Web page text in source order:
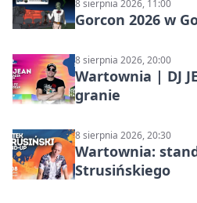
8 sierpnia 2026, 11:00
Gorcon 2026 w
8 sierpnia 2026, 20:00
Wartownia | DJ
granie
8 sierpnia 2026, 20:30
Wartownia:
Strusińskiego